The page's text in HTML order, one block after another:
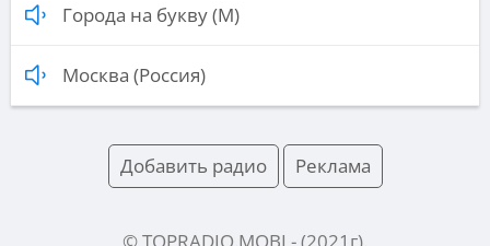
Города на букву (М)
Москва (Россия)
Добавить радио Реклама
© TOPRADIO.MOBI - (2021 г).